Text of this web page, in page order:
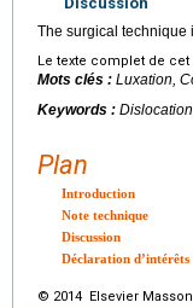
The surgical technique
Le texte complet de
Mots clés : Luxation,
Keywords :
Plan
Introduction
Note technique
Discussion
Déclaration d’intérêts
© 2014 Elsevier